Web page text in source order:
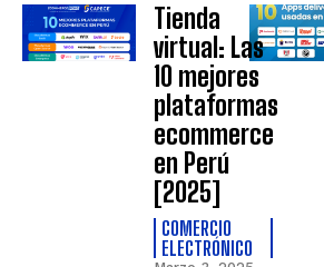
Tienda
virtual: Las
10 mejores
plataformas
ecommerce
en Perú
[2025]
COMERCIO
ELECTRÓNICO